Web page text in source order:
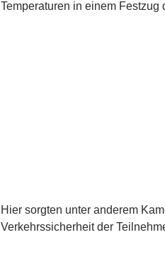
Temperaturen in einem Festzug
Hier sorgten unter anderem
Verkehrssicherheit der